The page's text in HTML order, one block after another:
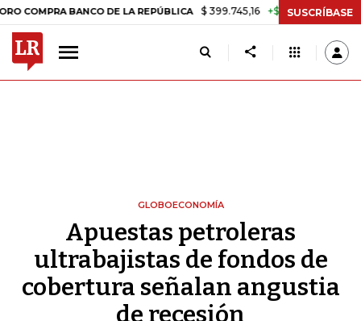
BANCO DE LA REPÚBLICA $ 399.745,16 +$ 2.295,71 +0,58% TASA
SUSCRÍBASE
GLOBOECONOMÍA
Apuestas petroleras
ultrabajistas de fondos de
cobertura señalan angustia
de recesión